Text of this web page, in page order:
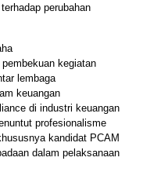
perubahan
kegiatan
lembaga
keuangan
di industri keuangan
profesionalisme
kandidat PCAM
dalam pelaksanaan